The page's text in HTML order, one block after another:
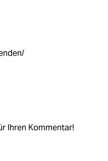
Ihren Kommentar!